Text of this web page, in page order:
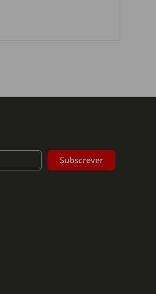
Subscrever